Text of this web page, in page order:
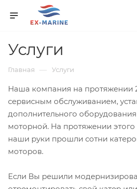
Услуги
Главная — Услуги
Наша компания на протяжении
сервисным обслуживанием,
дополнительного
моторной. На протяжении этого
наши руки прошли сотни
моторов.
Если Вы решили